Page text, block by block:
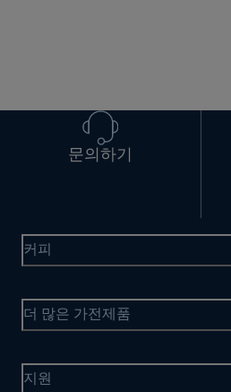
문의하기
커피
더 많은 가전제품
지원